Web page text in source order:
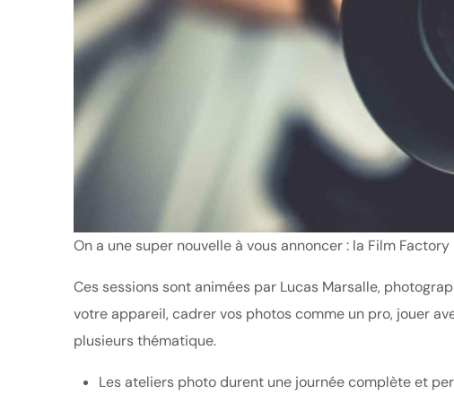
On a une super nouvelle à vous annoncer : la Film
Ces sessions sont animées par Lucas Marsalle,
votre appareil, cadrer vos photos comme un pro, jouer
plusieurs thématique.
Les ateliers photo durent une journée complète et